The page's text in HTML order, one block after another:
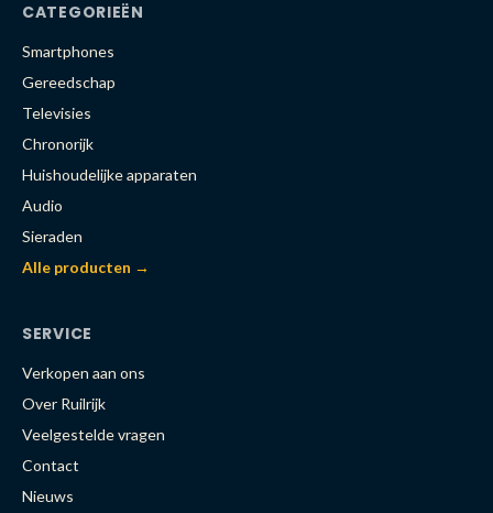
CATEGORIEËN
Smartphones
Gereedschap
Televisies
Chronorijk
Huishoudelijke apparaten
Audio
Sieraden
Alle producten →
SERVICE
Verkopen aan ons
Over Ruilrijk
Veelgestelde vragen
Contact
Nieuws